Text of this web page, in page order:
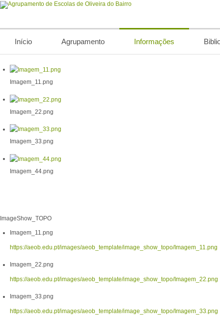
Início Agrupamento Informações
Imagem_11.png
Imagem_22.png
Imagem_33.png
Imagem_44.png
ImageShow_TOPO
Imagem_11.png
https://aeob.edu.pt/images/aeob_template/image_show_topo/Imagem_11.png
Imagem_22.png
https://aeob.edu.pt/images/aeob_template/image_show_topo/Imagem_22.png
Imagem_33.png
https://aeob.edu.pt/images/aeob_template/image_show_topo/Imagem_33.png